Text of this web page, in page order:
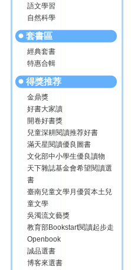
語文學習
自然科學
套書區
經典套書
特惠合輯
得獎推荐
金鼎獎
好書大家讀
開卷好書獎
兒童深耕閱讀推荐好書
滿天星閱讀優良圖書
文化部中小學生優良讀物
天下雜誌基金會希望閱讀選
書
臺南兒童文學月優質本土兒
童文學
吳濁流文藝獎
教育部Bookstart閱讀起步走
Openbook
誠品選書
博客來選書